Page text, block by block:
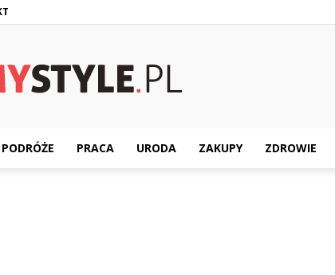
PODRÓŻE PRACA URODA ZAKUPY ZDROWIE